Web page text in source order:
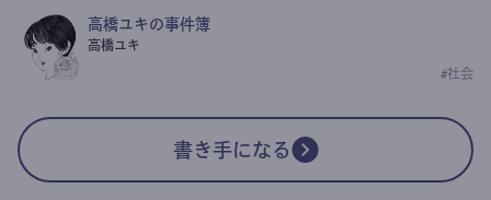
高橋ユキの事件簿
高橋ユキ
#社会
書き手になる